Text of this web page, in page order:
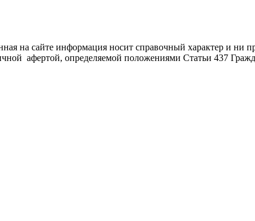
носит справочный
афертой, определяемой положениями Статьи 437